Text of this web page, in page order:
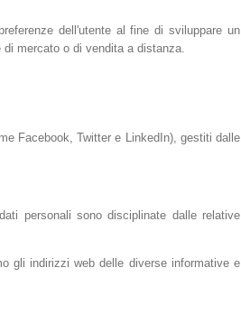
dell'utente al fine di sviluppare un
mercato o di vendita a distanza.
Facebook, Twitter e LinkedIn), gestiti dalle
personali sono disciplinate dalle relative
gli indirizzi web delle diverse informative e